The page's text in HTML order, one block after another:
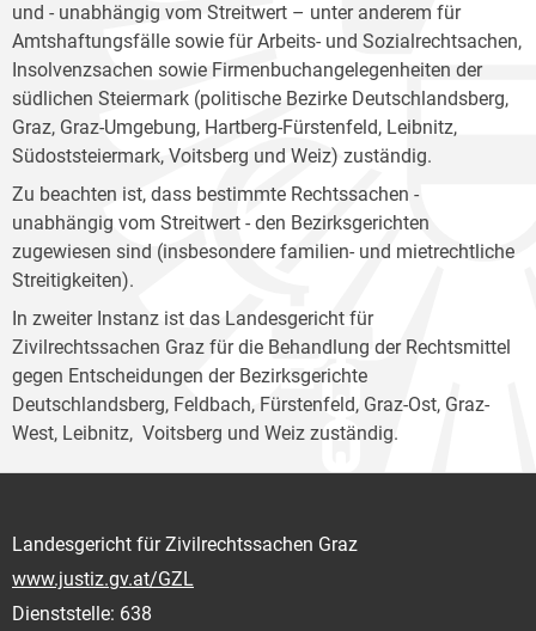
und - unabhängig vom Streitwert – unter anderem für
Amtshaftungsfälle sowie für Arbeits- und Sozialrechtsachen,
Insolvenzsachen sowie Firmenbuchangelegenheiten der
südlichen Steiermark (politische Bezirke Deutschlandsberg,
Graz, Graz-Umgebung, Hartberg-Fürstenfeld, Leibnitz,
Südoststeiermark, Voitsberg und Weiz) zuständig.
Zu beachten ist, dass bestimmte Rechtssachen -
unabhängig vom Streitwert - den Bezirksgerichten
zugewiesen sind (insbesondere familien- und mietrechtliche
Streitigkeiten).
In zweiter Instanz ist das Landesgericht für
Zivilrechtssachen Graz für die Behandlung der Rechtsmittel
gegen Entscheidungen der Bezirksgerichte
Deutschlandsberg, Feldbach, Fürstenfeld, Graz-Ost, Graz-
West, Leibnitz, Voitsberg und Weiz zuständig.
Landesgericht für Zivilrechtssachen Graz
www.justiz.gv.at/GZL
Dienststelle: 638